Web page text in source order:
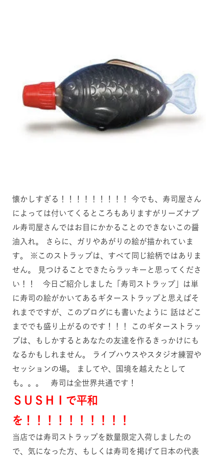
懐かしすぎる！！！！！！！！！ 今でも、寿司屋さん
によっては付いてくるところもありますがリーズナブ
ル寿司屋さんではお目にかかることのできないこの醤
油入れ。 さらに、ガリやあがりの絵が描かれていま
す。 ※このストラップは、すべて同じ絵柄ではありま
せん。 見つけることできたらラッキーと思ってくださ
い！！ 今日ご紹介しました「寿司ストラップ」は単
に寿司の絵がかいてあるギターストラップと思えばそ
れまでですが、このブログにも書いたように 話はどこ
まででも盛り上がるのです！！！ このギターストラッ
プは、もしかするとあなたの友達を作るきっかけにも
なるかもしれません。 ライブハウスやスタジオ練習や
セッションの場。 ましてや、国境を越えたとして
も。。。 寿司は全世界共通です！
ＳＵＳＨＩで平和
を！！！！！！！！！！
当店では寿司ストラップを数量限定入荷しましたの
で、気になった方、もしくは寿司を掲げて日本の代表